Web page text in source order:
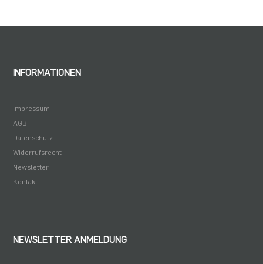
INFORMATIONEN
Impressum
AGB
Datenschutz
Widerrufsrecht
Newsletter
Kontakt
NEWSLETTER ANMELDUNG